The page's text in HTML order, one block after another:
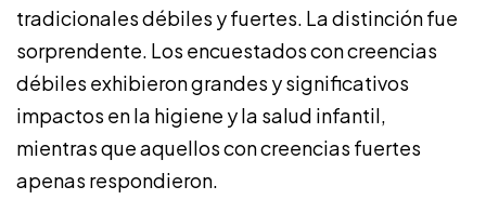
tradicionales débiles y fuertes. La distinción fue
sorprendente. Los encuestados con creencias
débiles exhibieron grandes y significativos
impactos en la higiene y la salud infantil,
mientras que aquellos con creencias fuertes
apenas respondieron.